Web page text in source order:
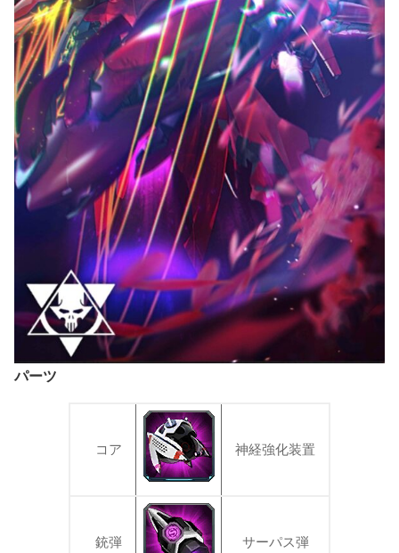
パーツ
コア 神経強化装置
銃弾 サーパス弾